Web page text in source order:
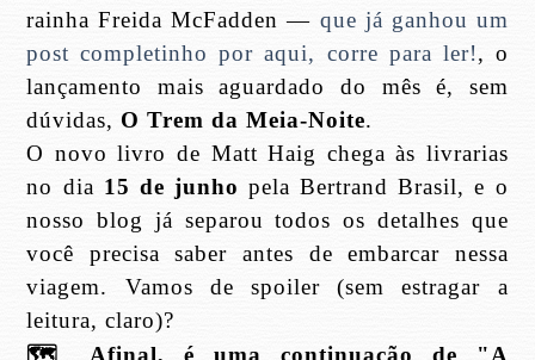
rainha Freida McFadden — que já ganhou um
post completinho por aqui, corre para ler!, o
lançamento mais aguardado do mês é, sem
dúvidas, O Trem da Meia-Noite.
O novo livro de Matt Haig chega às livrarias
no dia 15 de junho pela Bertrand Brasil, e o
nosso blog já separou todos os detalhes que
você precisa saber antes de embarcar nessa
viagem. Vamos de spoiler (sem estragar a
leitura, claro)?
🗺
️ Afinal, é uma continuação de "A